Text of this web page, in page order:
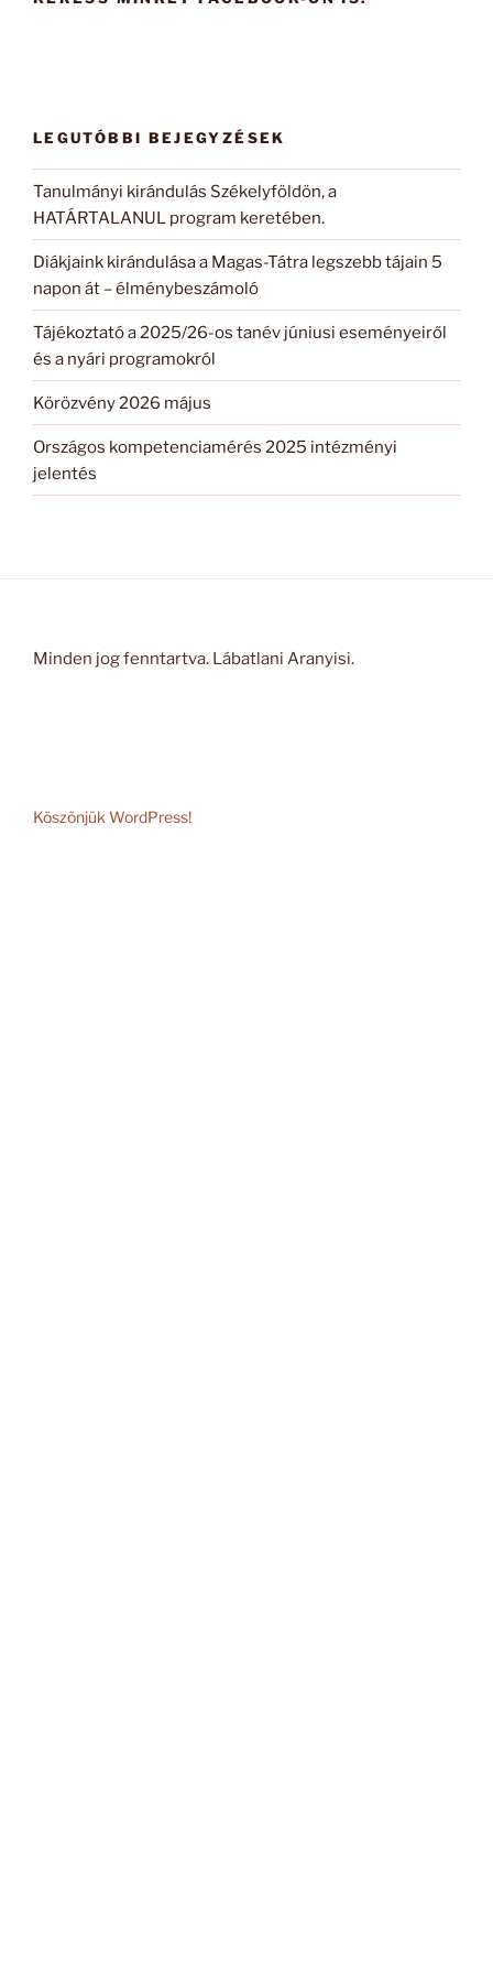
LEGUTÓBBI BEJEGYZÉSEK
Tanulmányi kirándulás Székelyföldön, a
HATÁRTALANUL program keretében.
Diákjaink kirándulása a Magas-Tátra legszebb tájain 5
napon át – élménybeszámoló
Tájékoztató a 2025/26-os tanév júniusi eseményeiről
és a nyári programokról
Körözvény 2026 május
Országos kompetenciamérés 2025 intézményi
jelentés
Minden jog fenntartva. Lábatlani Aranyisi.
Köszönjük WordPress!